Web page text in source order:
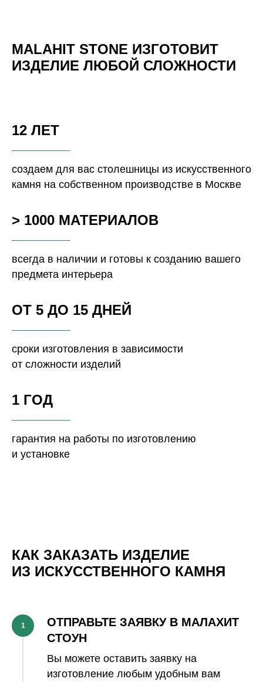
MALAHIT STONE ИЗГОТОВИТ
ИЗДЕЛИЕ ЛЮБОЙ СЛОЖНОСТИ
12 ЛЕТ
создаем для вас столешницы из искусственного
камня на собственном производстве в Москве
> 1000 МАТЕРИАЛОВ
всегда в наличии и готовы к созданию вашего
предмета интерьера
ОТ 5 ДО 15 ДНЕЙ
сроки изготовления в зависимости
от сложности изделий
1 ГОД
гарантия на работы по изготовлению
и установке
КАК ЗАКАЗАТЬ ИЗДЕЛИЕ
ИЗ ИСКУССТВЕННОГО КАМНЯ
1
ОТПРАВЬТЕ ЗАЯВКУ В МАЛАХИТ
СТОУН
Вы можете оставить заявку на
изготовление любым удобным вам